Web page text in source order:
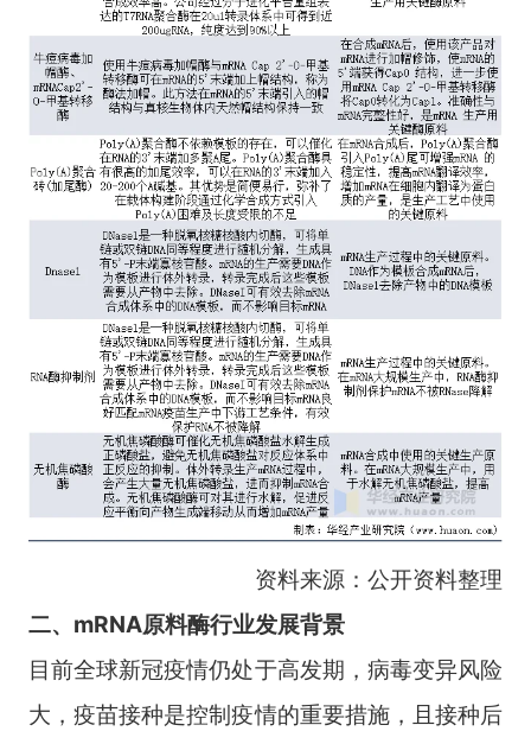
资料来源：公开资料整理
二、mRNA原料酶行业发展背景
目前全球新冠疫情仍处于高发期，病毒变异风险
大，疫苗接种是控制疫情的重要措施，且接种后